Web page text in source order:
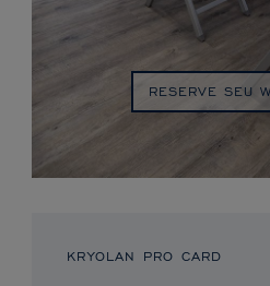
RESERVE SEU
KRYOLAN PRO CARD